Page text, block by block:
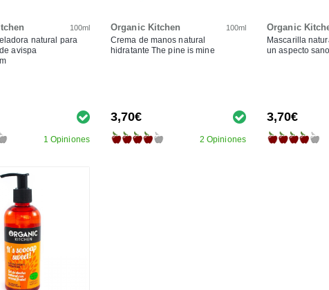
100ml
natural para
avispa
1 Opiniones
Organic Kitchen 100ml
Crema de manos natural
hidratante The pine is mine
3,70€
2 Opiniones
Organic
Mascarilla
un aspecto
3,70€